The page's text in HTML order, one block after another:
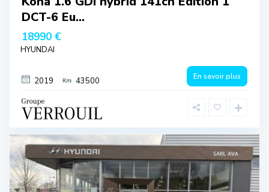
DCT-6 Eu...
18990 €
HYUNDAI
2019 43500 En savoir plus